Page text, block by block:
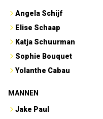
Angela Schijf
Elise Schaap
Katja Schuurman
Sophie Bouquet
Yolanthe Cabau
MANNEN
Jake Paul